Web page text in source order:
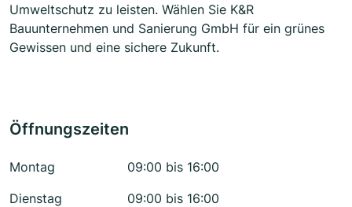
Umweltschutz zu leisten. Wählen Sie K&R
Bauunternehmen und Sanierung GmbH für ein grünes
Gewissen und eine sichere Zukunft.
Öffnungszeiten
Montag
09:00 bis 16:00
Dienstag
09:00 bis 16:00